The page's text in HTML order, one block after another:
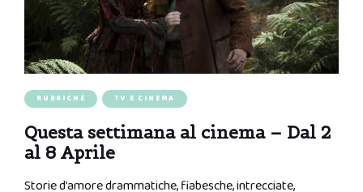
RUBRICHE TV E CINEMA
Questa settimana al cinema – Dal 2
al 8 Aprile
Storie d’amore drammatiche, fiabesche, intrecciate,